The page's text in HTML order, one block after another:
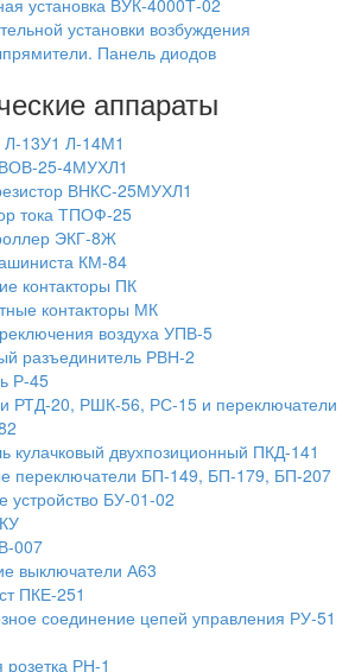
установки возбуждения
Панель диодов
аппараты
Л-13У1 Л-14М1
25-4МУХЛ1
ВНКС-25МУХЛ1
тока ТПОФ-25
ЭКГ-8Ж
КМ-84
контакторы ПК
контакторы МК
воздуха УПВ-5
разъединитель РВН-2
Р-45
РТД-20, РШК-56, РС-15 и переключатели
кулачковый двухпозиционный ПКД-141
переключатели БП-149, БП-179, БП-207
устройство БУ-01-02
007
выключатели А63
ПКЕ-251
соединение цепей управления РУ-51
розетка РН-1